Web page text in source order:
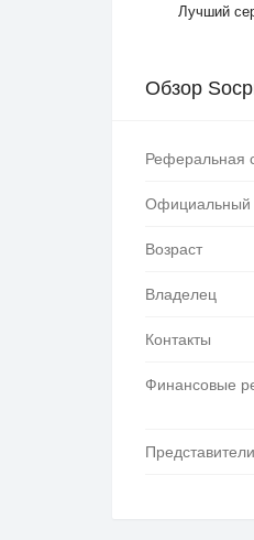
Лучший
Обзор
Реферальная
Официальный
Возраст
Владелец
Контакты
Финансовые
Представители